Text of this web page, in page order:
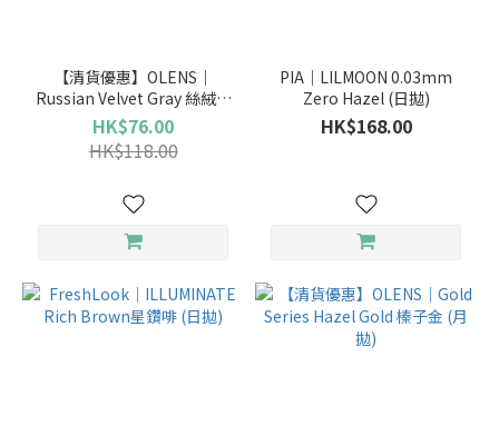
季、半
年、
星
期
【清貨優惠】OLENS｜
Russian Velvet Gray 絲絨灰
(月拋)
HK$76.00
HK$118.00
PIA｜LILMOON 0.03mm
Zero Hazel (日拋)
HK$168.00